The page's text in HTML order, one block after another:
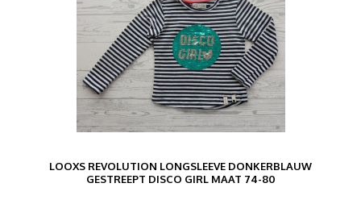
LOOXS REVOLUTION LONGSLEEVE DONKERBLAUW
GESTREEPT DISCO GIRL MAAT 74-80